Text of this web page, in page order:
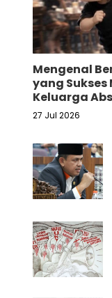
Mengenal
yang
Keluarga
27 Jul 2026